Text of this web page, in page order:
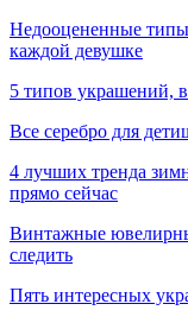
Недооцененные
каждой девушке
5 типов украшений,
Все серебро для
4 лучших тренда
прямо сейчас
Винтажные
следить
Пять интересных